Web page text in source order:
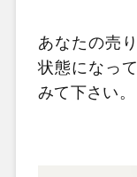
あなたの売
状態になっ
みて下さい。